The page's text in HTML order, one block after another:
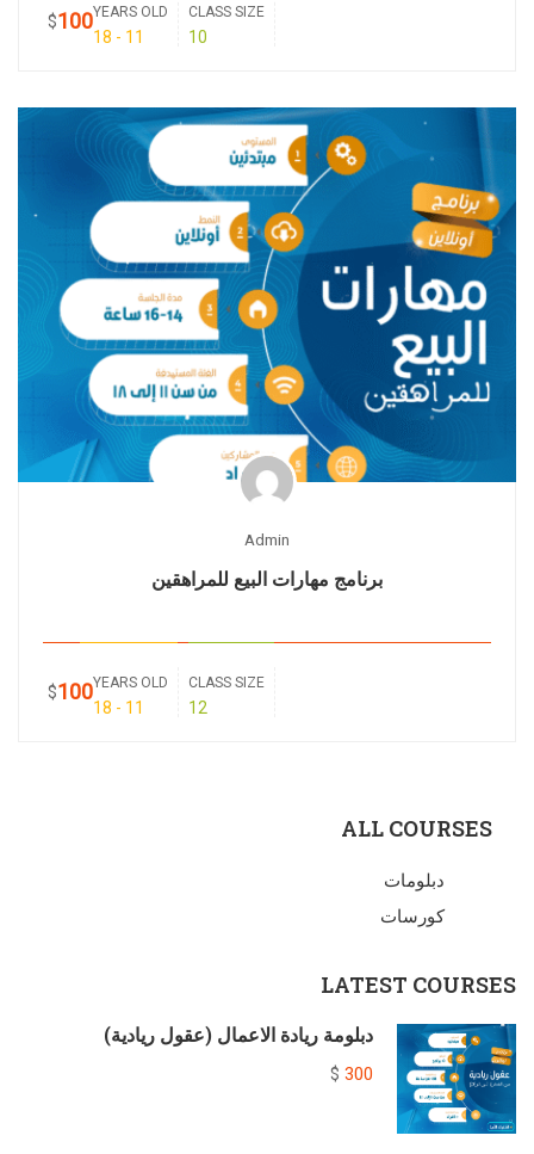
CLASS SIZE
10
YEARS OLD
11 - 18
100
$
Admin
برنامج مهارات البيع للمراهقين
CLASS SIZE
12
YEARS OLD
11 - 18
100
$
ALL COURSES
دبلومات
كورسات
LATEST COURSES
دبلومة ريادة الاعمال (عقول ريادية)
300
$